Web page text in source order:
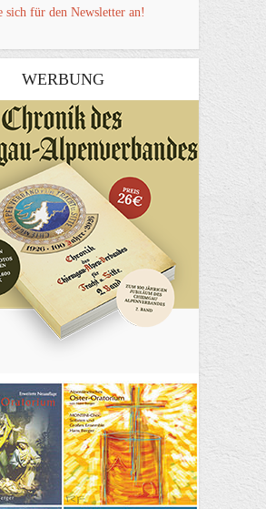
sich für den Newsletter an!
WERBUNG